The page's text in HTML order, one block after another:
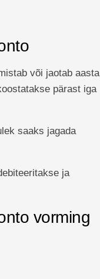
või jaotab aasta
pärast iga
saaks jagada
ja
vorming